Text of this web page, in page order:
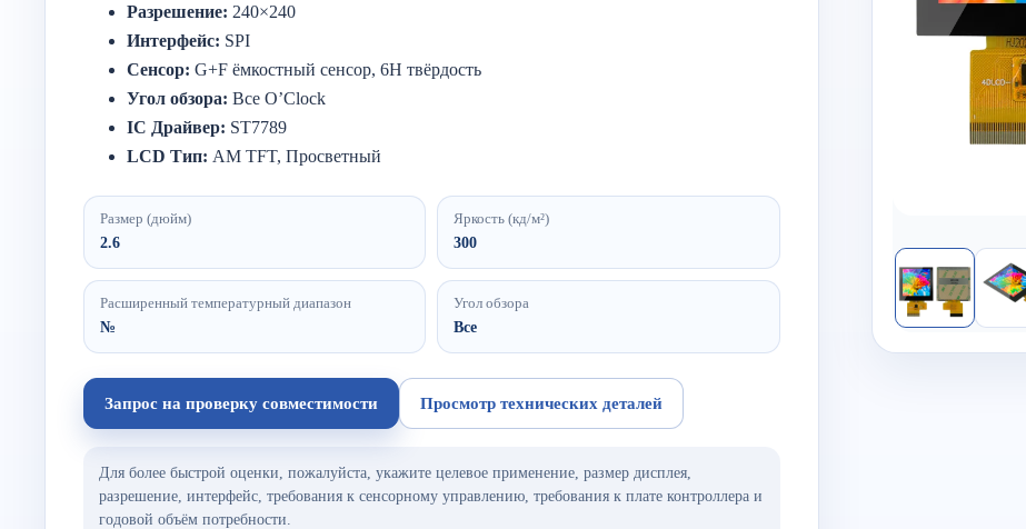
Разрешение: 240×240
Интерфейс: SPI
Сенсор: G+F ёмкостный сенсор, 6H твёрдость
Угол обзора: Все O’Clock
IC Драйвер: ST7789
LCD Тип: AM TFT, Просветный
Размер (дюйм)
2.6
Яркость (кд/м²)
300
Расширенный температурный диапазон
№
Угол обзора
Все
Запрос на проверку совместимости Просмотр технических деталей
Для более быстрой оценки, пожалуйста, укажите целевое применение, размер дисплея,
разрешение, интерфейс, требования к сенсорному управлению, требования к плате контроллера и
годовой объём потребности.